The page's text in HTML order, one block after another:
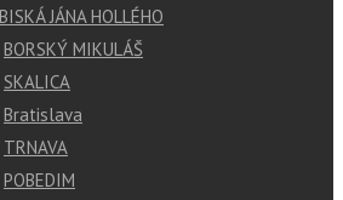
JÁNA HOLLÉHO
BORSKÝ MIKULÁŠ
SKALICA
Bratislava
TRNAVA
POBEDIM